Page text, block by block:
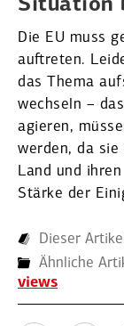
Situation
Die EU muss
auftreten.
das Thema
wechseln –
agieren,
werden, da
Land und
Stärke der
Dieser
Ähnliche
views